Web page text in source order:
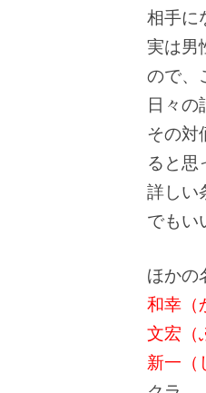
相手に
実は男
ので、
日々の
その対
ると思
詳しい
でもい
ほかの
和幸（
文宏（
新一（